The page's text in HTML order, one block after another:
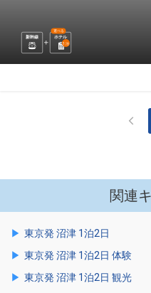
新幹線 ホテル
選べる
1 泊
関連
東京発 沼津 1泊2日
東京発 沼津 1泊2日 体験
東京発 沼津 1泊2日 観光